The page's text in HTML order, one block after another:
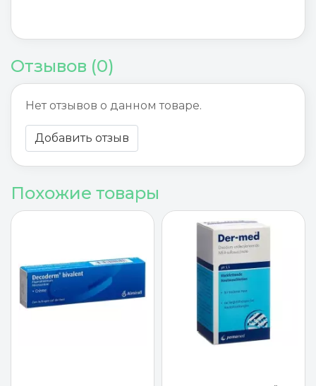
Отзывов (0)
Нет отзывов о данном товаре.
Добавить отзыв
Похожие товары